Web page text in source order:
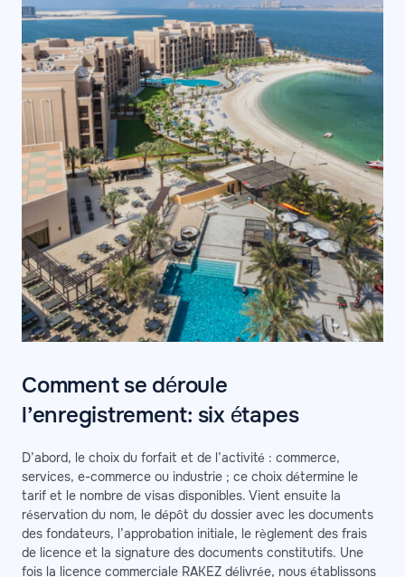
Comment se déroule
l’enregistrement: six étapes
D’abord, le choix du forfait et de l’activité : commerce,
services, e-commerce ou industrie ; ce choix détermine le
tarif et le nombre de visas disponibles. Vient ensuite la
réservation du nom, le dépôt du dossier avec les documents
des fondateurs, l’approbation initiale, le règlement des frais
de licence et la signature des documents constitutifs. Une
fois la licence commerciale RAKEZ délivrée, nous établissons